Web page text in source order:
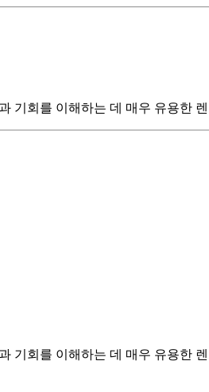
기회를 이해하는 데 매우 유용한
기회를 이해하는 데 매우 유용한